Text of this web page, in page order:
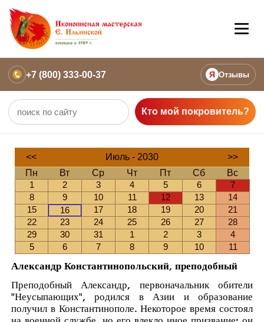
+7 (800) 333-00-37 Я Отзывы
Кто мой покровитель?
<< Июль - 2030
>>
Пн
Вт Ср Чт Пт Сб
Вс
1
2 3 4 5 6
7
8
9 10 11 12 13
14
15
16 17 18 19 20
21
22
23 24 25 26 27
28
29
30 31 1 2 3
4
5
6 7 8 9 10 11
Александр Константинопольский, преподобный
Преподобный Александр, первоначальник обители
"Неусыпающих", родился в Азии и образование
получил в Константинополе. Некоторое время состоял